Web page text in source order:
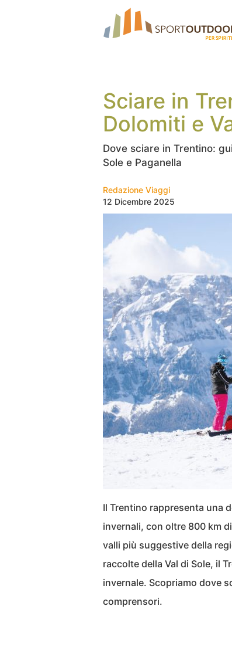
Sciare in
Dolomiti e
Dove sciare in Trentino:
Sole e Paganella
Redazione Viaggi
12 Dicembre 2025
Il Trentino rappresenta una
invernali, con oltre 800 km
valli più suggestive della
raccolte della Val di Sole, il
invernale. Scopriamo dove
comprensori.